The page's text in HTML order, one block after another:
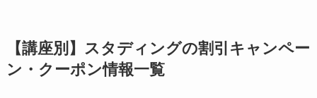
【講座別】スタディングの割引キャンペー
ン・クーポン情報一覧